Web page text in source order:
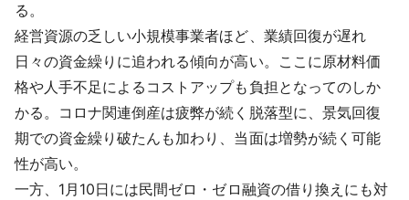
る。
経営資源の乏しい小規模事業者ほど、業績回復が遅れ
日々の資金繰りに追われる傾向が高い。ここに原材料価
格や人手不足によるコストアップも負担となってのしか
かる。コロナ関連倒産は疲弊が続く脱落型に、景気回復
期での資金繰り破たんも加わり、当面は増勢が続く可能
性が高い。
一方、1月10日には民間ゼロ・ゼロ融資の借り換えにも対